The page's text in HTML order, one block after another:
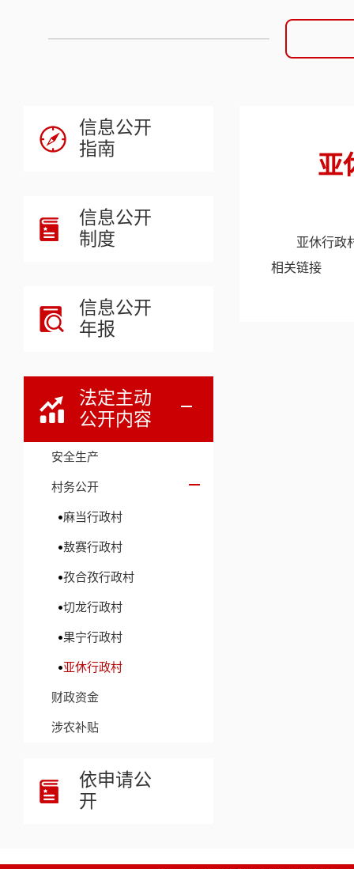
信息公开
指南
信息公开
制度
信息公开
年报
法定主动
公开内容
安全生产
村务公开
麻当行政村
敖赛行政村
孜合孜行政村
切龙行政村
果宁行政村
亚休行政村
财政资金
涉农补贴
依申请公
开
亚
亚休行政
相关链接